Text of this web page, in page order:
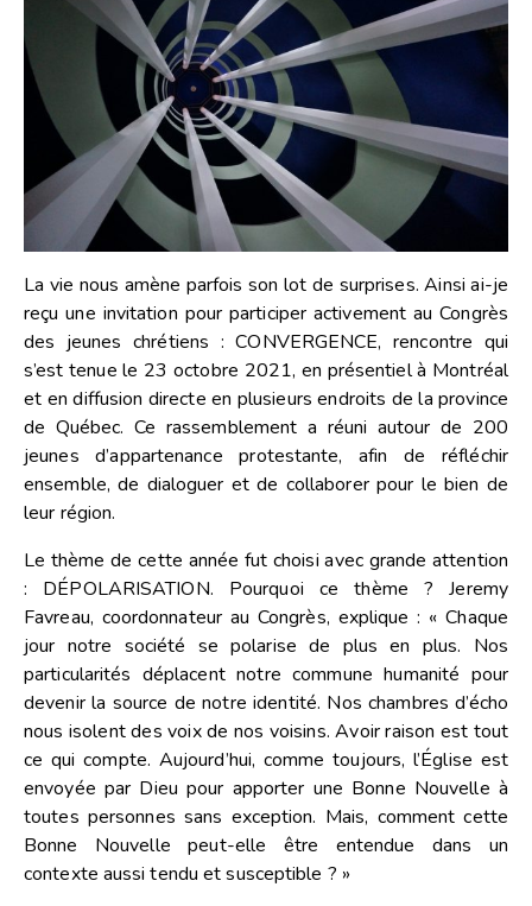
La vie nous amène parfois son lot de surprises. Ainsi ai-je
reçu une invitation pour participer activement au Congrès
des jeunes chrétiens : CONVERGENCE, rencontre qui
s’est tenue le 23 octobre 2021, en présentiel à Montréal
et en diffusion directe en plusieurs endroits de la province
de Québec. Ce rassemblement a réuni autour de 200
jeunes d’appartenance protestante, afin de réfléchir
ensemble, de dialoguer et de collaborer pour le bien de
leur région.
Le thème de cette année fut choisi avec grande attention
: DÉPOLARISATION. Pourquoi ce thème ? Jeremy
Favreau, coordonnateur au Congrès, explique : « Chaque
jour notre société se polarise de plus en plus. Nos
particularités déplacent notre commune humanité pour
devenir la source de notre identité. Nos chambres d’écho
nous isolent des voix de nos voisins. Avoir raison est tout
ce qui compte. Aujourd’hui, comme toujours, l’Église est
envoyée par Dieu pour apporter une Bonne Nouvelle à
toutes personnes sans exception. Mais, comment cette
Bonne Nouvelle peut-elle être entendue dans un
contexte aussi tendu et susceptible ? »